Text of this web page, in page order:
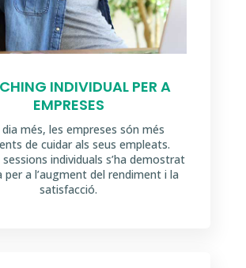
INDIVIDUAL PER A
EMPRESES
dia més, les empreses són més
de cuidar als seus empleats.
individuals s’ha demostrat
per a l’augment del rendiment i la
satisfacció.